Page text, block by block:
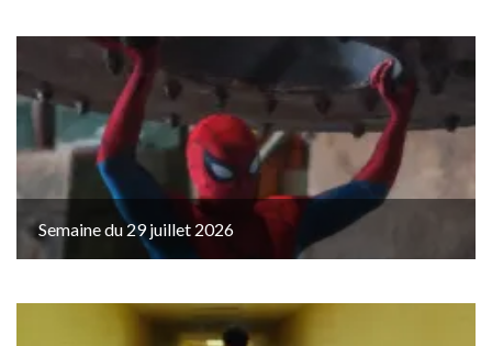
Semaine du 29 juillet 2026